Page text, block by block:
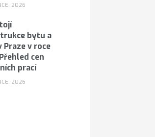
2026
bytu a
Praze v roce
cen
prací
2026